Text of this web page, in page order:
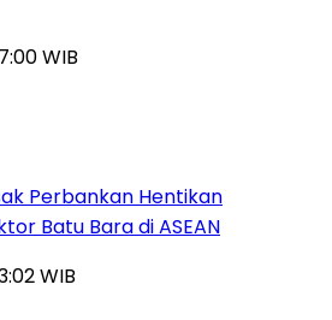
WIB
Perbankan Hentikan
Batu Bara di ASEAN
WIB